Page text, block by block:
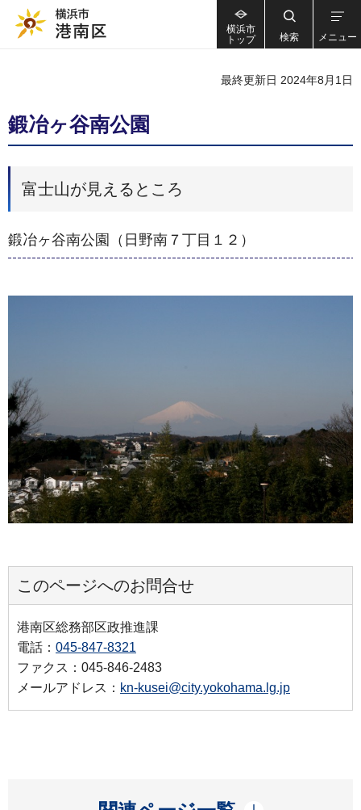
横浜市
トップ
検索 メニュー
最終更新日 2024年8月1日
鍛冶ヶ谷南公園
富士山が見えるところ
鍛冶ヶ谷南公園（日野南７丁目１２）
このページへのお問合せ
港南区総務部区政推進課
電話： 045-847-8321
ファクス：045-846-2483
メールアドレス： kn-kusei@city.yokohama.lg.jp
開く